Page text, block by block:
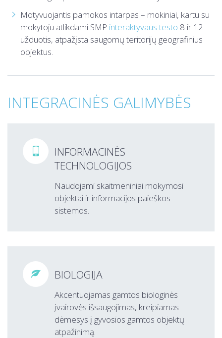
Motyvuojantis pamokos intarpas – mokiniai, kartu su
mokytoju atlikdami SMP interaktyvaus testo 8 ir 12
užduotis, atpažįsta saugomų teritorijų geografinius
objektus.
INTEGRACINĖS GALIMYBĖS

INFORMACINĖS
TECHNOLOGIJOS
Naudojami skaitmeniniai mokymosi
objektai ir informacijos paieškos
sistemos.
 BIOLOGIJA
Akcentuojamas gamtos biologinės
įvairovės išsaugojimas, kreipiamas
dėmesys į gyvosios gamtos objektų
atpažinimą.